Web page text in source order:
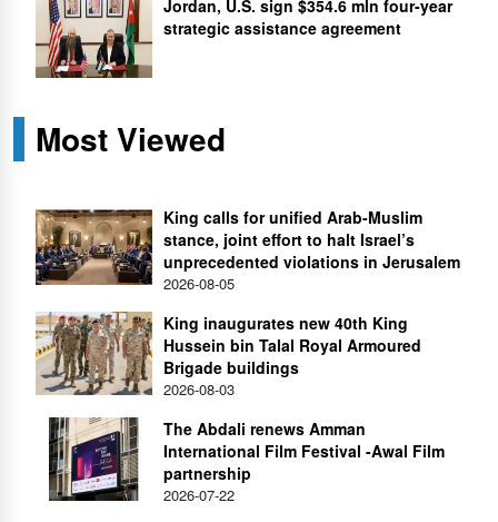
Jordan, U.S. sign $354.6 mln four-year
strategic assistance agreement
Most Viewed
King calls for unified Arab-Muslim
stance, joint effort to halt Israel’s
unprecedented violations in Jerusalem
2026-08-05
King inaugurates new 40th King
Hussein bin Talal Royal Armoured
Brigade buildings
2026-08-03
The Abdali renews Amman
International Film Festival -Awal Film
partnership
2026-07-22